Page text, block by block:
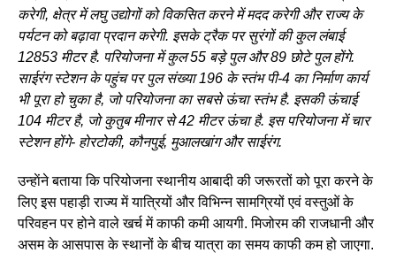
करेगी, क्षेत्र में लघु उद्योगों को विकसित करने में मदद करेगी और राज्य के
पर्यटन को बढ़ावा प्रदान करेगी. इसके ट्रैक पर सुरंगों की कुल लंबाई
12853 मीटर है. परियोजना में कुल 55 बड़े पुल और 89 छोटे पुल होंगे.
साईरंग स्टेशन के पहुंच पर पुल संख्या 196 के स्तंभ पी-4 का निर्माण कार्य
भी पूरा हो चुका है, जो परियोजना का सबसे ऊंचा स्तंभ है. इसकी ऊंचाई
104 मीटर है, जो कुतुब मीनार से 42 मीटर ऊंचा है. इस परियोजना में चार
स्टेशन होंगे- होरटोकी, कौनपुई, मुआलखांग और साईरंग.
उन्हाेंने बताया कि परियोजना स्थानीय आबादी की जरूरतों को पूरा करने के
लिए इस पहाड़ी राज्य में यात्रियों और विभिन्न सामग्रियों एवं वस्तुओं के
परिवहन पर होने वाले खर्च में काफी कमी आयगी. मिजोरम की राजधानी और
असम के आसपास के स्थानों के बीच यात्रा का समय काफी कम हो जाएगा.